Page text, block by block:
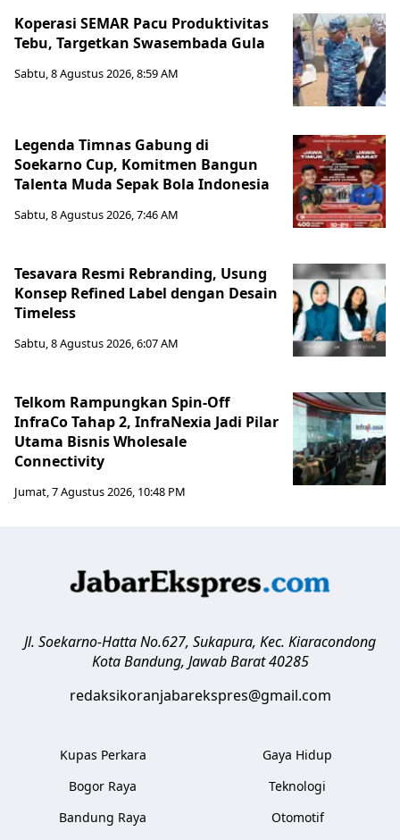
Koperasi SEMAR Pacu Produktivitas
Tebu, Targetkan Swasembada Gula
Sabtu, 8 Agustus 2026, 8:59 AM
Legenda Timnas Gabung di
Soekarno Cup, Komitmen Bangun
Talenta Muda Sepak Bola Indonesia
Sabtu, 8 Agustus 2026, 7:46 AM
Tesavara Resmi Rebranding, Usung
Konsep Refined Label dengan Desain
Timeless
Sabtu, 8 Agustus 2026, 6:07 AM
Telkom Rampungkan Spin-Off
InfraCo Tahap 2, InfraNexia Jadi Pilar
Utama Bisnis Wholesale
Connectivity
Jumat, 7 Agustus 2026, 10:48 PM
Jl. Soekarno-Hatta No.627, Sukapura, Kec. Kiaracondong
Kota Bandung, Jawab Barat 40285
redaksikoranjabarekspres@gmail.com
Kupas Perkara
Bogor Raya
Bandung Raya
Gaya Hidup
Teknologi
Otomotif